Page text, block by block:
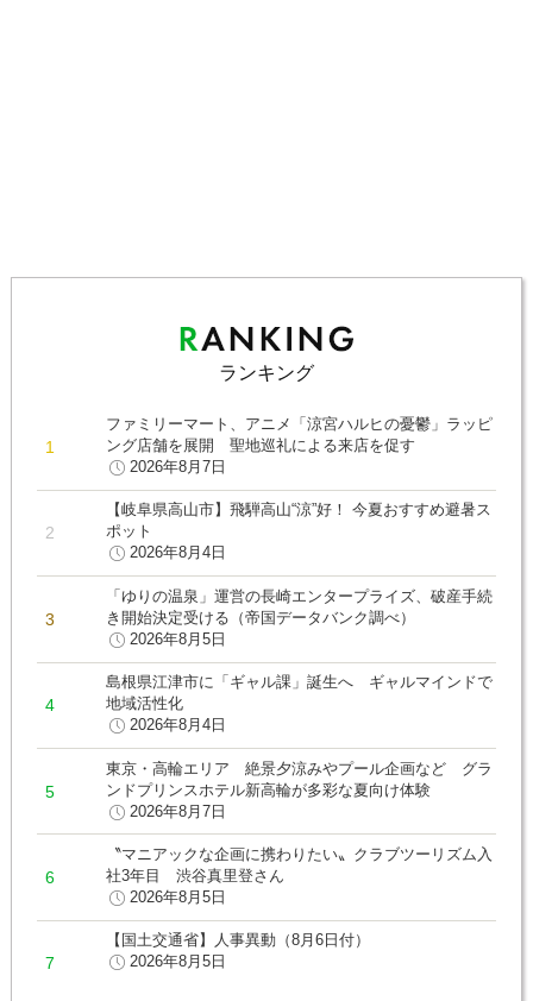
ランキング
ファミリーマート、アニメ「涼宮ハルヒの憂鬱」ラッピ
ング店舗を展開 聖地巡礼による来店を促す
2026年8月7日
【岐阜県高山市】飛騨高山“涼”好！ 今夏おすすめ避暑ス
ポット
2026年8月4日
「ゆりの温泉」運営の長崎エンタープライズ、破産手続
き開始決定受ける（帝国データバンク調べ）
2026年8月5日
島根県江津市に「ギャル課」誕生へ ギャルマインドで
地域活性化
2026年8月4日
東京・高輪エリア 絶景夕涼みやプール企画など グラ
ンドプリンスホテル新高輪が多彩な夏向け体験
2026年8月7日
〝マニアックな企画に携わりたい〟クラブツーリズム入
社3年目 渋谷真里登さん
2026年8月5日
【国土交通省】人事異動（8月6日付）
2026年8月5日